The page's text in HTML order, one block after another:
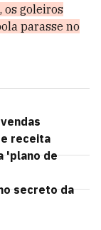
os goleiros
parasse no
receita
'plano de
secreto da